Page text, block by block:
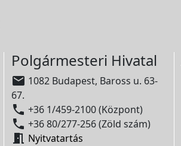
Polgármesteri Hivatal
 1082 Budapest, Baross u. 63-
67.
 +36 1/459-2100 (Központ)
 +36 80/277-256 (Zöld szám)
 Nyitvatartás